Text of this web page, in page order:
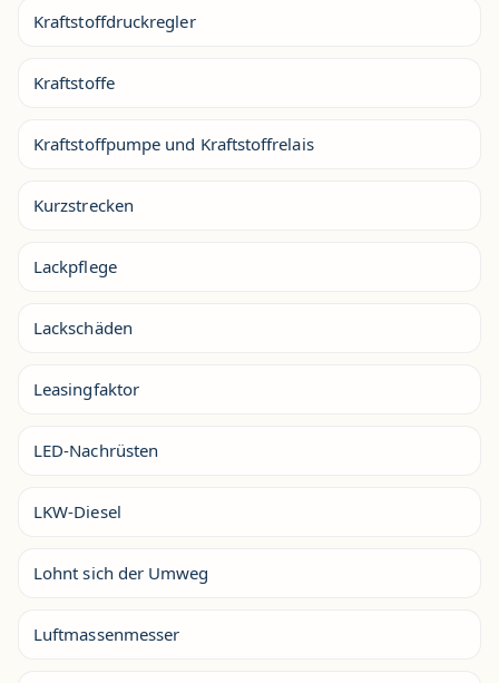
Kraftstoffdruckregler
Kraftstoffe
Kraftstoffpumpe und Kraftstoffrelais
Kurzstrecken
Lackpflege
Lackschäden
Leasingfaktor
LED-Nachrüsten
LKW-Diesel
Lohnt sich der Umweg
Luftmassenmesser